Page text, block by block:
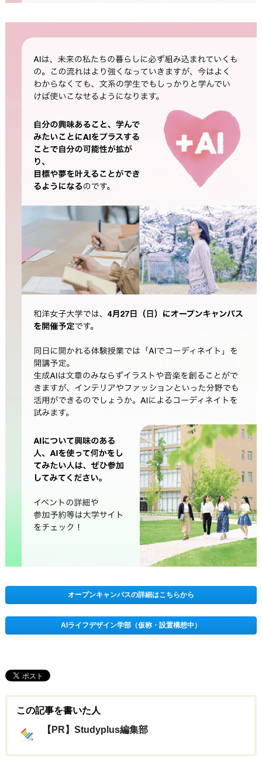
オープンキャンパスの詳細はこちらから
AIライフデザイン学部（仮称・設置構想中）
この記事を書いた人
【PR】Studyplus編集部